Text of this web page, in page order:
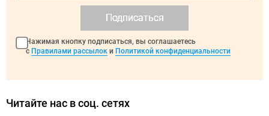
Подписаться
Нажимая кнопку подписаться, вы соглашаетесь
с Правилами рассылок и Политикой конфиденциальности
Читайте нас в соц. сетях